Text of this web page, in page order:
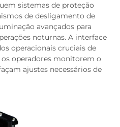
sistemas de proteção
de desligamento de
avançados para
noturnas. A interface
operacionais cruciais de
operadores monitorem o
ajustes necessários de